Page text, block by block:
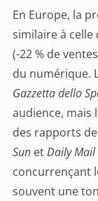
En Europe, la
similaire à celle
(-22 % de
du numérique.
Gazzetta dello
audience, mais
des rapports
Sun etDaily Mail
concurrençant
souvent une